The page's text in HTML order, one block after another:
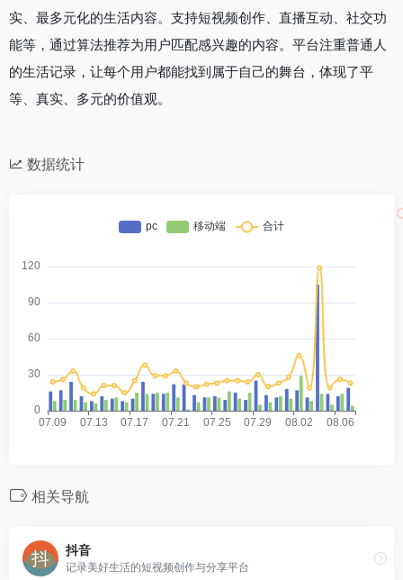
实、最多元化的生活内容。支持短视频创作、直播互动、社交功
能等，通过算法推荐为用户匹配感兴趣的内容。平台注重普通人
的生活记录，让每个用户都能找到属于自己的舞台，体现了平
等、真实、多元的价值观。
数据统计
相关导航
抖音
记录美好生活的短视频创作与分享平台